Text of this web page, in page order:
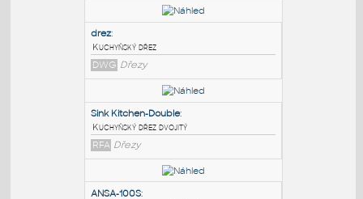
PODOBNÉ BLOKY:
Drez kuchynsky:
Dřez kuchyňský, obdélníkový
DWG Dřezy
Kuchyňský dřez